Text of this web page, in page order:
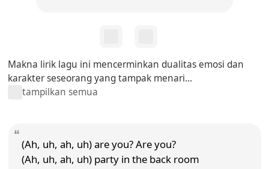
Makna lirik lagu ini mencerminkan dualitas emosi dan
karakter seseorang yang tampak menari...
tampilkan semua
(Ah, uh, ah, uh) are you? Are you?
(Ah, uh, ah, uh) party in the back room